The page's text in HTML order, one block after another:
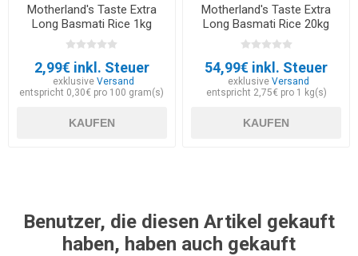
Motherland's Taste Extra
Long Basmati Rice 1kg
2,99€ inkl. Steuer
exklusiveVersand
entspricht 0,30€ pro 100 gram(s)
KAUFEN
Motherland's Taste Extra
Long Basmati Rice 20kg
54,99€ inkl. Steuer
exklusive Versand
entspricht 2,75€ pro 1 kg(s)
KAUFEN
Benutzer, die diesen Artikel gekauft
haben, haben auch gekauft